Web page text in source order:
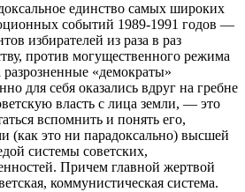
единство самых широких
событий 1989-1991 годов —
избирателей из раза в раз
против могущественного режима
«демократы»
для себя оказались вдруг на гребне
власть с лица земли, — это
вспомнить и понять его,
(как это ни парадоксально) высшей
системы советских,
Причем главной жертвой
коммунистическая система.